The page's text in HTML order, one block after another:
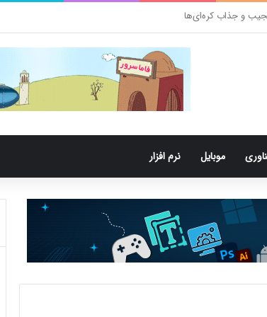
می‌توانند خطر ابتلا به آلزایمر را افزایش دهند
موبایل نرم افزار